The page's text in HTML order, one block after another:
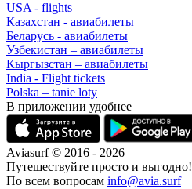
USA - flights
Казахстан - авиабилеты
Беларусь - авиабилеты
Узбекистан – авиабилеты
Кыргызстан – авиабилеты
India - Flight tickets
Polska – tanie loty
В приложении удобнее
Aviasurf © 2016 - 2026
Путешествуйте просто и выгодно!
По всем вопросам info@avia.surf